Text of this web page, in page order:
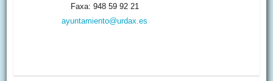
Faxa: 948 59 92 21
ayuntamiento@urdax.es